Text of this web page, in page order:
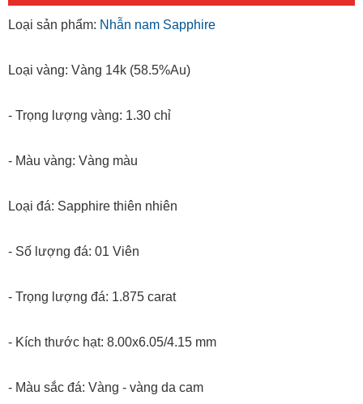
Loại sản phẩm: Nhẫn nam Sapphire
Loại vàng: Vàng 14k (58.5%Au)
- Trọng lượng vàng: 1.30 chỉ
- Màu vàng: Vàng màu
Loại đá: Sapphire thiên nhiên
- Số lượng đá: 01 Viên
- Trọng lượng đá: 1.875 carat
- Kích thước hạt: 8.00x6.05/4.15 mm
- Màu sắc đá: Vàng - vàng da cam